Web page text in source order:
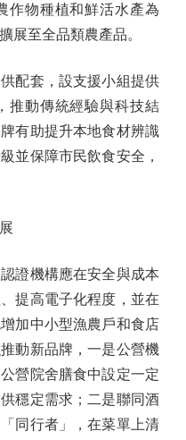
作物種植和鮮活水產為
展至全品類農產品。
套，設支援小組提供
推動傳統經驗與科技結
有助提升本地食材辨識
並保障市民飲食安全，
機構應在安全與成本
提高電子化程度，並在
加中小型漁農戶和食店
動新品牌，一是公營機
營院舍膳食中設定一定
穩定需求；二是聯同酒
同行者」，在菜單上清